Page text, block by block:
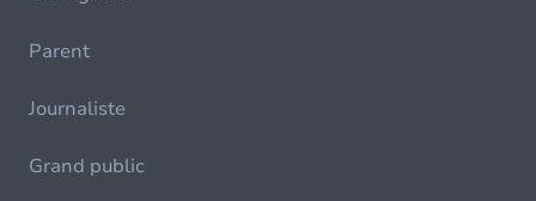
Parent
Journaliste
Grand public